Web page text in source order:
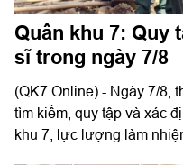
Quân khu 7: Quy
sĩ trong ngày 7/8
(QK7 Online) - Ngày 7/8,
tìm kiếm, quy tập và xác
khu 7, lực lượng làm